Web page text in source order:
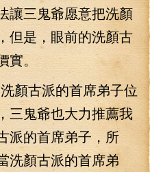
讓三鬼爺愿意把洗顏
但是，眼前的洗顏古
。
古派的首席弟子位
三鬼爺也大力推薦我
派的首席弟子，所
洗顏古派的首席弟